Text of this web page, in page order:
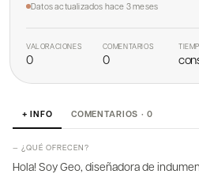
Datos actualizados hace 3 meses
VALORACIONES
0
COMENTARIOS
0
+ INFO COMENTARIOS · 0
— ¿QUÉ OFRECEN?
Hola! Soy Geo, diseñadora de